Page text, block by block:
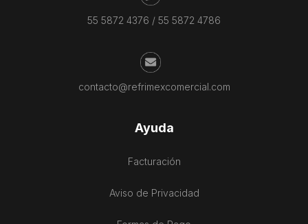
55 5872 4376 / 55 5872 4786
contacto@refrimexcomercial.com
Ayuda
Facturación
Aviso de Privacidad